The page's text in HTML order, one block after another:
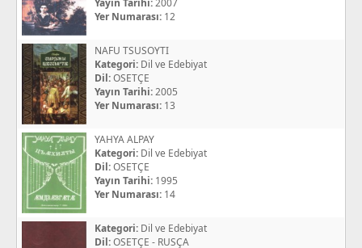
Yayın Tarihi:2007
Yer Numarası: 12
NAFU TSUSOYTI
Kategori: Dil ve Edebiyat
Dil:OSETÇE
Yayın Tarihi:2005
Yer Numarası: 13
YAHYA ALPAY
Kategori: Dil ve Edebiyat
Dil:OSETÇE
Yayın Tarihi: 1995
Yer Numarası: 14
Kategori: Dil ve Edebiyat
Dil:OSETÇE - RUSÇA